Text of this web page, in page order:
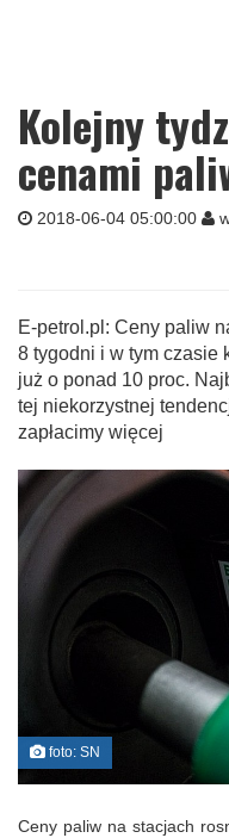
Kolejny
cenami
2018-06-04 05:00:00
E-petrol.pl: Ceny paliw
8 tygodni i w tym czasie
już o ponad 10 proc.
tej niekorzystnej
zapłacimy więcej
foto: SN
Ceny paliw na stacjach